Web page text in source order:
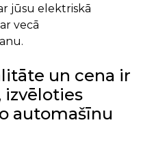
jūsu elektriskā
vecā
un cena ir
izvēloties
automašīnu